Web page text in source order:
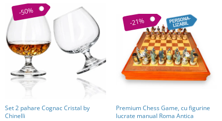
-50%
Set 2 pahare Cognac Cristal by
Chinelli
-21%
Premium Chess Game, cu figurine
lucrate manual Roma Antica